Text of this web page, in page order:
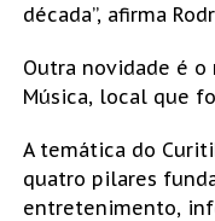
década”, afirma
Outra novidade é o
Música, local que
A temática do
quatro pilares
entretenimento,